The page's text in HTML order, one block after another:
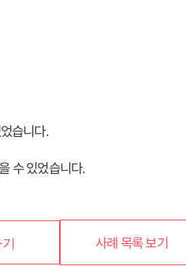
습니다.
수 있었습니다.
사례 목록 보기